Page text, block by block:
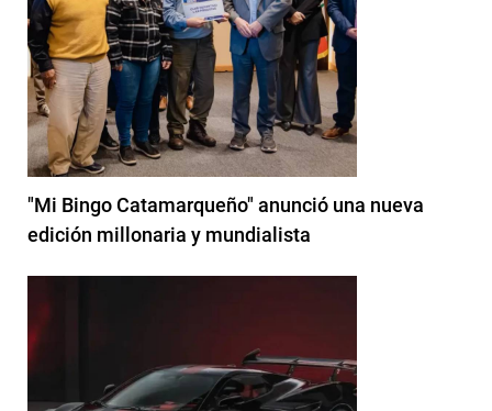
"Mi Bingo Catamarqueño" anunció una nueva
edición millonaria y mundialista